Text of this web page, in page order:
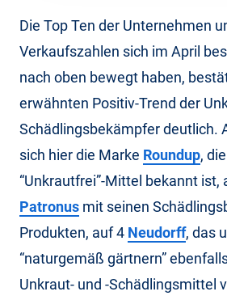
Die Top Ten der Unternehmen
Verkaufszahlen sich im April
nach oben bewegt haben,
erwähnten Positiv-Trend der
Schädlingsbekämpfer deutlich.
sich hier die Marke Roundup,
“Unkrautfrei”-Mittel bekannt ist,
Patronus mit seinen
Produkten, auf 4 Neudorff, das
“naturgemäß gärtnern”
Unkraut- und -Schädlingsmittel